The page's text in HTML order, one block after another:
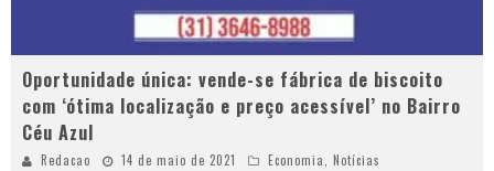
Oportunidade única: vende-se fábrica de biscoito
com ‘ótima localização e preço acessível’ no Bairro
Céu Azul
Redacao 14 de maio de 2021 Economia, Notícias